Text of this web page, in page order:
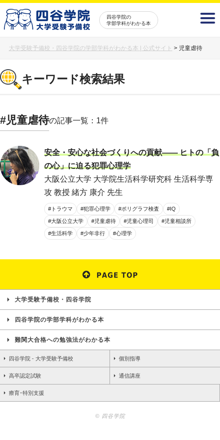
四谷学院の
学部学科がわかる本
大学受験予備校・四谷学院の学部学科がわかる本 | 公式サイト > 児童虐待
キーワード検索結果
#児童虐待の記事一覧：1件
安全・安心な社会づくりへの貢献―― ヒトの「負
の心」に迫る犯罪心理学
大阪公立大学 大学院生活科学研究科 生活科学専
攻 教授 緒方 康介 先生
#トラウマ #犯罪心理学 #ポリグラフ検査 #IQ
#大阪公立大学 #児童虐待 #児童心理司 #児童相談所
#生活科学 #少年非行 #心理学
大学受験予備校・四谷学院
四谷学院の学部学科がわかる本
難関大合格への勉強法がわかる本
四谷学院 - 大学受験予備校 個別指導
高卒認定試験 通信講座
療育･特別支援
© 四谷学院